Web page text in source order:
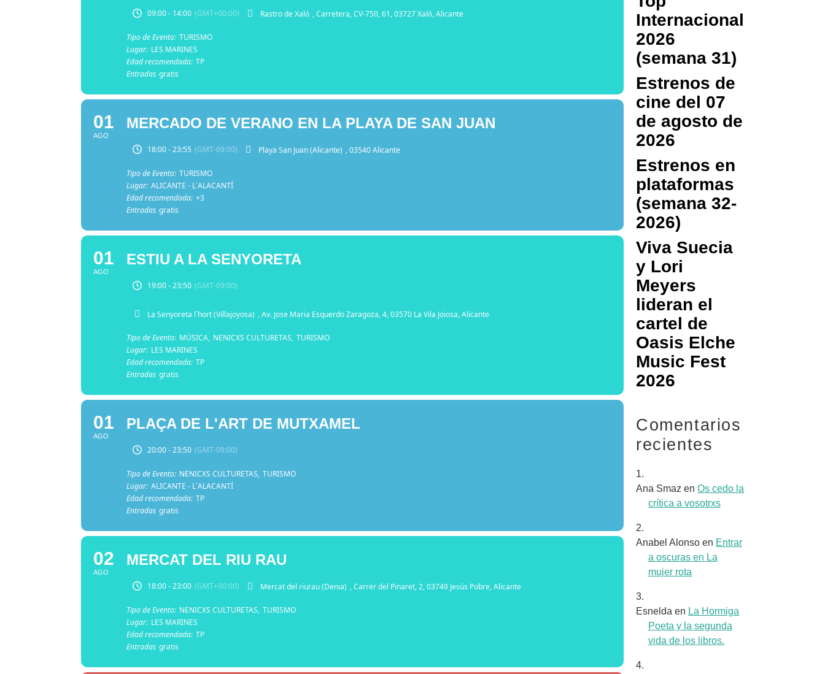
09:00 - 14:00 (GMT+00:00) Rastro de Xaló , Carretera, CV-750, 61, 03727 Xaló, Alicante
Tipo de Evento: TURISMO
Lugar: LES MARINES
Edad recomendada: TP
Entradas gratis
01
AGO
MERCADO DE VERANO EN LA PLAYA DE SAN JUAN
18:00 - 23:55 (GMT-09:00) Playa San Juan (Alicante) , 03540 Alicante
Tipo de Evento: TURISMO
Lugar: ALICANTE - L´ALACANTÍ
Edad recomendada: +3
Entradas gratis
01
AGO
ESTIU A LA SENYORETA
19:00 - 23:50 (GMT-09:00)
La Senyoreta l´hort (Villajoyosa) , Av. Jose Maria Esquerdo Zaragoza, 4, 03570 La Vila Joiosa, Alicante
Tipo de Evento: MÚSICA, NENICXS CULTURETAS, TURISMO
Lugar: LES MARINES
Edad recomendada: TP
Entradas gratis
01
AGO
PLAÇA DE L'ART DE MUTXAMEL
20:00 - 23:50 (GMT-09:00)
Tipo de Evento: NENICXS CULTURETAS, TURISMO
Lugar: ALICANTE - L´ALACANTÍ
Edad recomendada: TP
Entradas gratis
02
AGO
MERCAT DEL RIU RAU
18:00 - 23:00 (GMT+00:00) Mercat del riurau (Denia) , Carrer del Pinaret, 2, 03749 Jesús Pobre, Alicante
Tipo de Evento: NENICXS CULTURETAS, TURISMO
Lugar: LES MARINES
Edad recomendada: TP
Entradas gratis
Internacional
2026
(semana 31)
Estrenos de
cine del 07
de agosto de
2026
Estrenos en
plataformas
(semana 32-
2026)
Viva Suecia
y Lori
Meyers
lideran el
cartel de
Oasis Elche
Music Fest
2026
Comentarios
recientes
Ana Smaz en Os cedo la
crítica a vosotrxs
Anabel Alonso en Entrar
a oscuras en La
mujer rota
Esnelda en La Hormiga
Poeta y la segunda
vida de los libros.